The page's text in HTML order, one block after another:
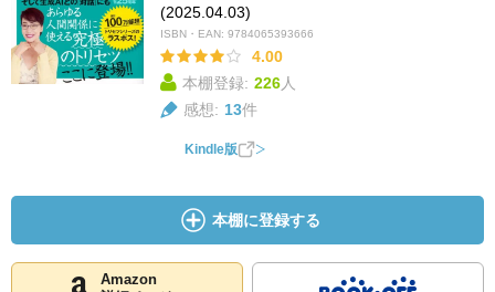
(2025.04.03)
ISBN・EAN: 9784065393666
4.00
本棚登録: 226人
感想: 13件
Kindle版
本棚に登録する
Amazon